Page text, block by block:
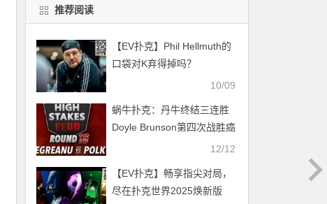
推荐阅读
【EV扑克】Phil Hellmuth的
口袋对K弃得掉吗？
10/09
蜗牛扑克：丹牛终结三连胜
Doyle Brunson第四次战胜癌
12/12
【EV扑克】畅享指尖对局，
尽在扑克世界2025焕新版